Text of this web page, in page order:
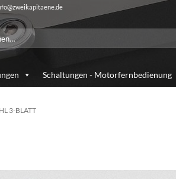
Schaltungen - Motorfernbedienung
3-BLATT
Auf die